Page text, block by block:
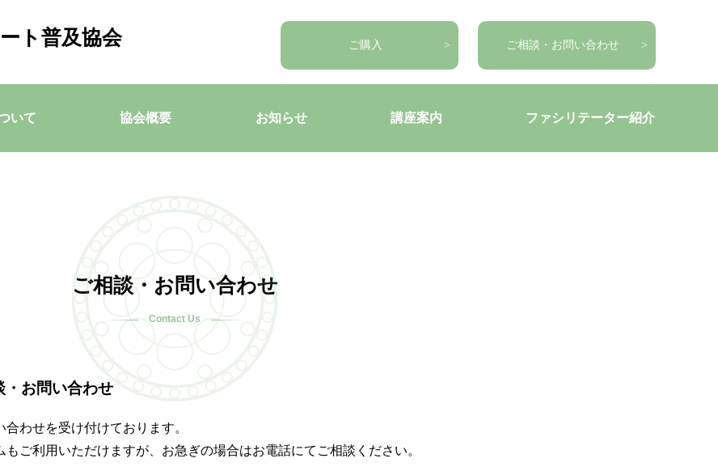
ト普及協会 ご購入 ご相談・お問い合わせ
いて 協会概要 お知らせ 講座案内 ファシリテーター紹介
ご相談・お問い合わせ
Contact Us
・お問い合わせ
わせを受け付けております。
ご利用いただけますが、お急ぎの場合はお電話にてご相談ください。